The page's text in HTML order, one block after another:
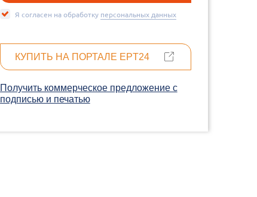
Я согласен на обработку персональных данных
КУПИТЬ НА ПОРТАЛЕ EPT24
Получить коммерческое предложение c
подписью и печатью